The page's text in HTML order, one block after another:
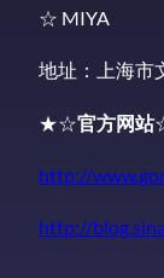
☆ MIYA
地址：上海市
★☆官方网站
http://
http://